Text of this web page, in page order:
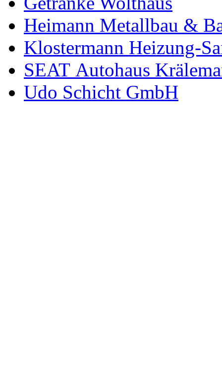
Heimann Metallbau &
Klostermann Heizung-
SEAT Autohaus
Udo Schicht GmbH